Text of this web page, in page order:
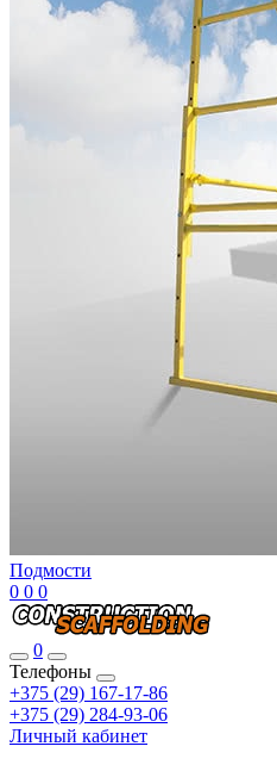
Подмости
0 0 0
0
Телефоны
+375 (29) 167-17-86
+375 (29) 284-93-06
Личный кабинет